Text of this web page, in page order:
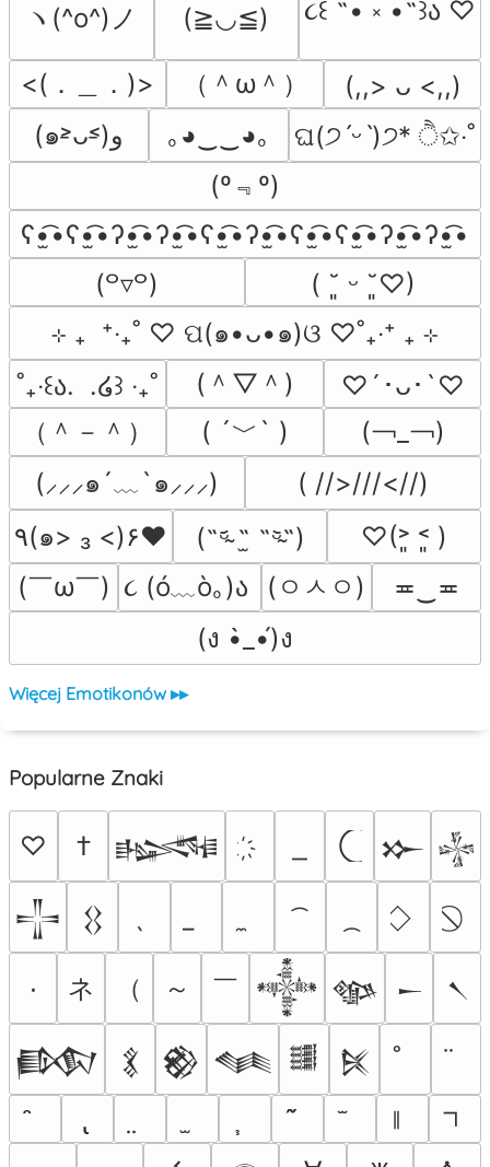
ヽ(^o^)ノ (≧◡≦) ૮꒰ ˶• ༝ •˶꒱ა ♡
<(．＿．)> （＾ω＾）
(,,> ᴗ <,,)
(๑˃̵ᴗ˂̵)و
｡◕‿‿◕｡
ଘ(੭ˊᵕˋ)੭* ੈ✩‧˚
(º﹃º)
ʕ•̫͡•ʕ•̫͡•ʔ•̫͡•ʔ•̫͡•ʕ•̫͡•ʔ•̫͡•ʕ•̫͡•ʕ•̫͡•ʔ•̫͡•ʔ•̫͡•
(꒪▿꒪)
( ˘͈ ᵕ ˘͈♡)
⊹ ₊  ⁺‧₊˚ ♡ ପ(๑•ᴗ•๑)ଓ ♡˚₊‧⁺ ₊ ⊹
˚₊‧꒰ა.  .໒꒱ ‧₊˚
(＾▽＾)
♡´･ᴗ･`♡
（＾－＾）
( ´﹀` )
(￢_￢)
(⸝⸝⸝๑´﹏`๑⸝⸝⸝)
( //>///<//)
٩(๑> ₃ <)۶♥
(˵ᵕ̴᷄ ˶̫ ˶ᵕ̴᷅˵)
♡(˃͈ ˂͈ )
(￣ω￣﻿) ૮ (ó﹏ò｡)ა (ㅇㅅㅇ)
≖‿≖
(ง •̀_•́)ง
Więcej Emotikonów ▸▸
Popularne Znaki
♡ † 𒈙 𒁍 𒈔
𒋲 𒌐
٠ ネ （ ～ ￣ 𒀱 𒀲 𒀸 𒀹
𒁃 𒃽 𒆙 𒈝 𒌃 𒍮